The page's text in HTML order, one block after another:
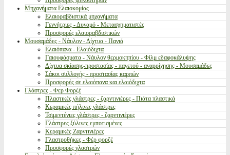
Μηχανήματα Ελαιοκομίας
Ελαιοραβδιστικά μηχανήματα
Γεννήτριες - Δυναμό - Μετασχηματιστές
Προσφορές ελαιοραβδιστικών
Μουσαμάδες - Νάυλον - Δίχτυα - Πανιά
Ελαιόπανα - Ελαιόδιχτα
Γαιουφάσματα - Νάυλον θερμοκηπίου - Φίλμ εδαφοκάλυψης
Δίχτυα σκίασης-προστασίας - παγετού - αναρρίχησης - Μουσαμάδες
Σάκοι συλλογής - προστασίας καρπών
Προσφορές σε ελαιόπανα και ελαιόδιχτα
Γλάστρες - Φερ Φορζέ
Πλαστικές γλάστρες - ζαρντινιέρες - Πιάτα πλαστικά
Κεραμικές πήλινες γλάστρες
Τσιμεντένιες γλάστρες - ζαρντινιέρες
Γλάστρες ξύλινες εμποτισμένες
Κεραμικές Ζαρντινιέρες
Γλαστροθήκες - Φέρ φορζέ
Προσφορές γλαστρών